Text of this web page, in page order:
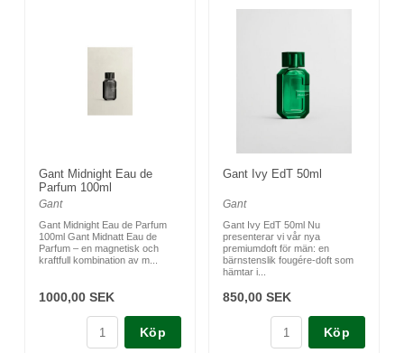
Gant Midnight Eau de
Parfum 100ml
Gant
Gant Midnight Eau de Parfum
100ml Gant Midnatt Eau de
Parfum – en magnetisk och
kraftfull kombination av m...
1000,00 SEK
Köp
Gant Ivy EdT 50ml
Gant
Gant Ivy EdT 50ml Nu
presenterar vi vår nya
premiumdoft för män: en
bärnstenslik fougére-doft som
hämtar i...
850,00 SEK
Köp